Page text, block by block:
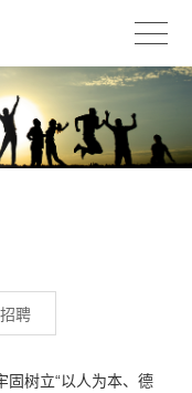
聘
固树立“以人为本、德